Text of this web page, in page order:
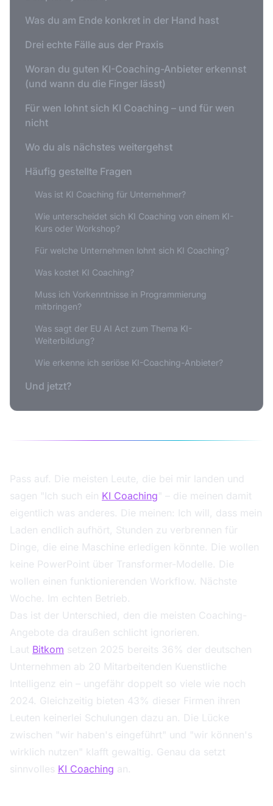
Was du am Ende konkret in der Hand hast
Drei echte Fälle aus der Praxis
Woran du guten KI-Coaching-Anbieter erkennst
(und wann du die Finger lässt)
Für wen lohnt sich KI Coaching – und für wen
nicht
Wo du als nächstes weitergehst
Häufig gestellte Fragen
Was ist KI Coaching für Unternehmer?
Wie unterscheidet sich KI Coaching von einem KI-
Kurs oder Workshop?
Für welche Unternehmen lohnt sich KI Coaching?
Was kostet KI Coaching?
Muss ich Vorkenntnisse in Programmierung
mitbringen?
Was sagt der EU AI Act zum Thema KI-
Weiterbildung?
Wie erkenne ich seriöse KI-Coaching-Anbieter?
Und jetzt?
Pass auf. Die meisten Leute, die bei mir landen und
sagen "Ich such ein KI Coaching" – die meinen damit
eigentlich was anderes. Die meinen: Ich will, dass mein
Laden endlich aufhört, Stunden zu verbrennen für
Dinge, die eine Maschine erledigen könnte. Die wollen
keine PowerPoint über Transformer-Modelle. Die
wollen einen funktionierenden Workflow. Nächste
Woche. Im echten Betrieb.
Das ist der Unterschied, den die meisten Coaching-
Angebote da draußen schlicht ignorieren.
Laut Bitkom setzen 2025 bereits 36% der deutschen
Unternehmen ab 20 Mitarbeitenden Kuenstliche
Intelligenz ein – ungefähr doppelt so viele wie noch
2024. Gleichzeitig bieten 43% dieser Firmen ihren
Leuten keinerlei Schulungen dazu an. Die Lücke
zwischen "wir haben's eingeführt" und "wir können's
wirklich nutzen" klafft gewaltig. Genau da setzt
sinnvolles KI Coaching an.